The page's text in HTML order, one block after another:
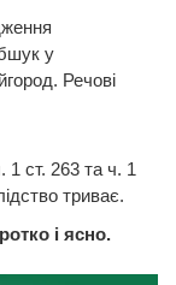
у
Речові
1 ст. 263 та ч. 1
триває.
і ясно.